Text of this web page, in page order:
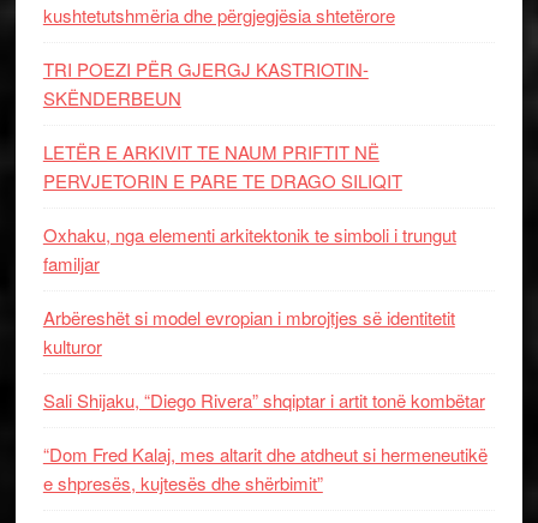
kushtetutshmëria dhe përgjegjësia shtetërore
TRI POEZI PËR GJERGJ KASTRIOTIN-
SKËNDERBEUN
LETËR E ARKIVIT TE NAUM PRIFTIT NË
PERVJETORIN E PARE TE DRAGO SILIQIT
Oxhaku, nga elementi arkitektonik te simboli i trungut
familjar
Arbëreshët si model evropian i mbrojtjes së identitetit
kulturor
Sali Shijaku, “Diego Rivera” shqiptar i artit tonë kombëtar
“Dom Fred Kalaj, mes altarit dhe atdheut si hermeneutikë
e shpresës, kujtesës dhe shërbimit”